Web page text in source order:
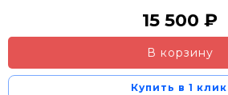
15 500 ₽
В корзину
Купить в 1 клик